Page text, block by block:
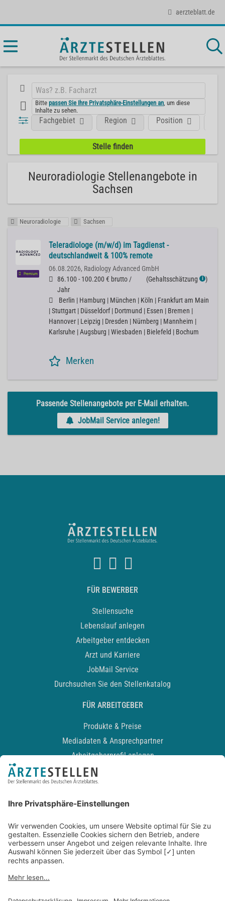
aerzteblatt.de
Bittepassen Sie Ihre Privatsphäre-Einstellungen an , um diese
Inhalte zu sehen.
Position
Fachgebiet Region
Neuroradiologie Stellenangebote in
Sachsen
Neuroradiologie Sachsen
Premium
Teleradiologe (m/w/d) im Tagdienst -
deutschlandweit & 100% remote
06.08.2026, Radiology Advanced GmbH
86.100 - 100.200 € brutto /
Jahr
(Gehaltsschätzung ℹ )
Berlin | Hamburg | München | Köln | Frankfurt am Main
| Stuttgart | Düsseldorf | Dortmund | Essen | Bremen |
Hannover | Leipzig | Dresden | Nürnberg | Mannheim |
Karlsruhe | Augsburg | Wiesbaden | Bielefeld | Bochum
Merken
Passende Stellenangebote per E-Mail erhalten.
JobMail Service anlegen!
FÜR BEWERBER
Stellensuche
Lebenslauf anlegen
Arbeitgeber entdecken
Arzt und Karriere
JobMail Service
Durchsuchen Sie den Stellenkatalog
FÜR ARBEITGEBER
Produkte & Preise
Mediadaten & Ansprechpartner
Arbeitgeberprofil anlegen
Recruiting-Podcast
Kontakt
Datenschutz
Newsletter